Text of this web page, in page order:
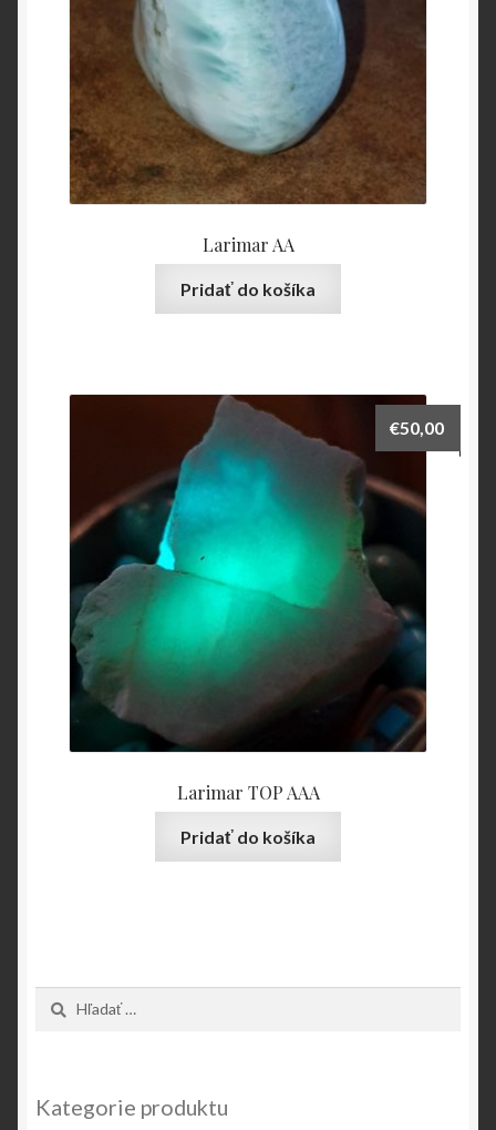
Larimar AA
Pridať do košíka
Larimar TOP AAA
€50,00
Pridať do košíka
Kategorie produktu